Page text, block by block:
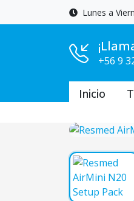
Lunes a
+56 9
Inicio